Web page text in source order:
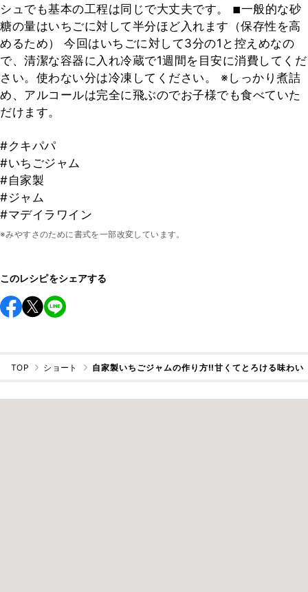
シュでも基本の工程は同じで大丈夫です。 ◾︎一般的な砂
糖の量はいちごに対して半分ほど入れます（保存性を高
めるため） 今回はいちごに対して3分の1と控えめなの
で、清潔な容器に入れ冷蔵で1週間を目安に消費してくだ
さい。使わない分は冷凍してください。 ※しっかり煮詰
め、アルコールは完全に飛ぶのでお子様でも食べていた
だけます。
#クキパパ
#いちごジャム
#自家製
#ジャム
#マデイラワイン
※みやすさのために書式を一部改変しています。
このレシピをシェアする
TOP ショート 自家製いちごジャムの作り方‼︎甘くてとろける味わい